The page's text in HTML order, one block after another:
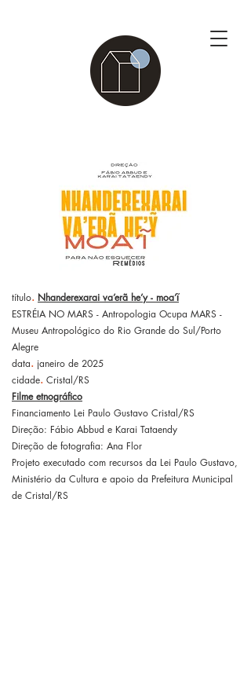
título. Nhanderexarai va’erã he’y - moa’ĩ
ESTRÉIA NO MARS - Antropologia Ocupa MARS -
Museu Antropológico do Rio Grande do Sul/Porto
Alegre
data. janeiro de 2025
cidade. Cristal/RS
Filme etnográfico
Financiamento Lei Paulo Gustavo Cristal/RS
Direção: Fábio Abbud e Karai Tataendy
Direção de fotografia: Ana Flor
Projeto executado com recursos da Lei Paulo Gustavo,
Ministério da Cultura e apoio da Prefeitura Municipal
de Cristal/RS